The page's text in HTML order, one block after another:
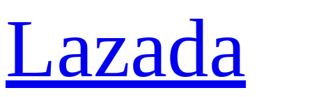
Lazada